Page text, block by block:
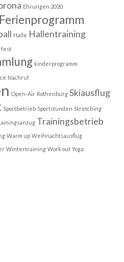
Ehrungen 2020
Ferienprogramm
Halle Hallentraining
kinderprogramm
Nachruf
Open-Air Rothenburg Skiausflug
Sportbetrieb Sportstunden Stretching
Trainingsbetrieb
Warm up Weihnachtsausflug
Wintertraining Work out Yoga